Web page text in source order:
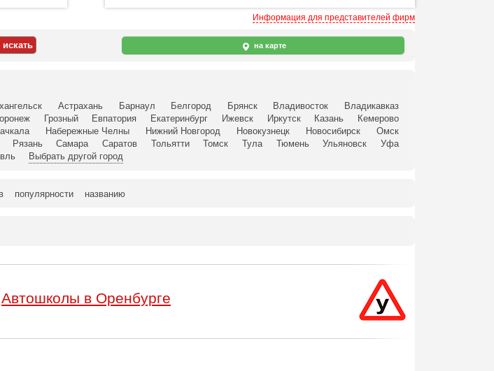
Информация для представителей фирм
на карте
Астрахань Барнаул Белгород Брянск Владивосток
Владикавказ
Грозный Евпатория Екатеринбург Ижевск Иркутск Казань
Кемерово
Набережные Челны Нижний Новгород Новокузнецк Новосибирск Омск
Рязань Самара Саратов Тольятти Томск Тула Тюмень Ульяновск
Уфа
Выбрать другой город
популярности названию
Автошколы в Оренбурге